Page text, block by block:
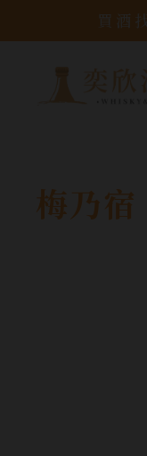
買酒
梅乃